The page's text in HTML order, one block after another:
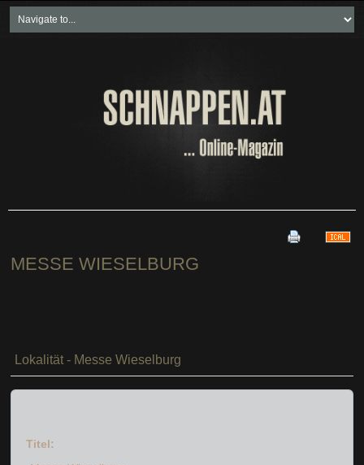
Neueste Beiträge
Soziales & Projekte
MESSE WIESELBURG
Lokalität - Messe Wieselburg
Titel: